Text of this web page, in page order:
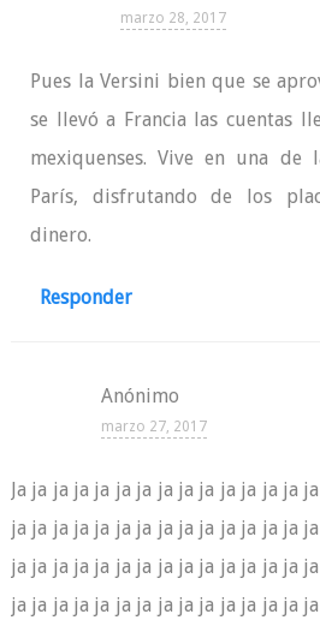
marzo 28, 2017
Pues la Versini bien que se
se llevó a Francia las cuentas
mexiquenses. Vive en una de
París, disfrutando de los
dinero.
Responder
Anónimo
marzo 27, 2017
Ja ja ja ja ja ja ja ja ja ja ja ja ja ja
ja ja ja ja ja ja ja ja ja ja ja ja ja ja
ja ja ja ja ja ja ja ja ja ja ja ja ja ja
ja ja ja ja ja ja ja ja ja ja ja ja ja ja